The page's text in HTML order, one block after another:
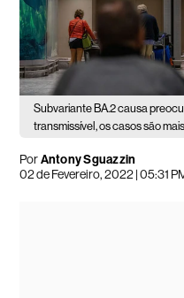
Subvariante BA.2 causa
transmissível, os casos são
PorAntony Sguazzin
02 de Fevereiro, 2022 | 05:31